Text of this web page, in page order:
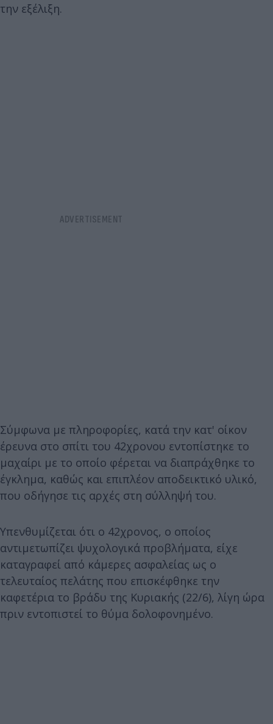
την εξέλιξη.
Σύμφωνα με πληροφορίες, κατά την κατ' οίκον
έρευνα στο σπίτι του 42χρονου εντοπίστηκε το
μαχαίρι με το οποίο φέρεται να διαπράχθηκε το
έγκλημα, καθώς και επιπλέον αποδεικτικό υλικό,
που οδήγησε τις αρχές στη σύλληψή του.
Υπενθυμίζεται ότι ο 42χρονος, ο οποίος
αντιμετωπίζει ψυχολογικά προβλήματα, είχε
καταγραφεί από κάμερες ασφαλείας ως ο
τελευταίος πελάτης που επισκέφθηκε την
καφετέρια το βράδυ της Κυριακής (22/6), λίγη ώρα
πριν εντοπιστεί το θύμα δολοφονημένο.